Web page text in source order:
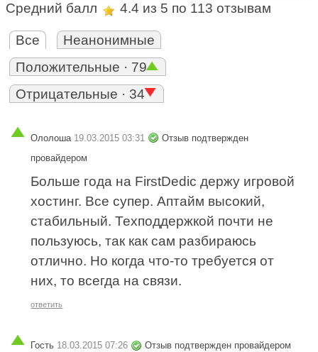
Средний балл 4.4 из 5 по 113 отзывам
Все
Неанонимные
Положительные · 79
Отрицательные · 34
Ололоша 19.03.2015 03:31
Отзыв подтвержден
провайдером
Больше года на FirstDedic держу игровой
хостинг. Все супер. Аптайм высокий,
стабильный. Техподдержкой почти не
пользуюсь, так как сам разбираюсь
отлично. Но когда что-то требуется от
них, то всегда на связи.
ответить
Гость 18.03.2015 07:26 Отзыв подтвержден провайдером